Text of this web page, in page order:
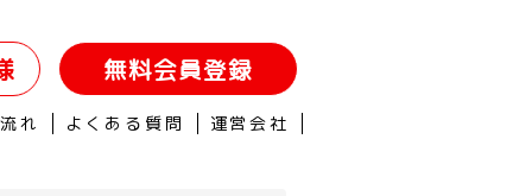
無料会員登録
れ よくある質問 運営会社